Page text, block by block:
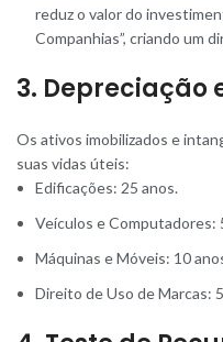
reduz o valor do
Companhias”, criando um
3. Depreciação
Os ativos imobilizados e
suas vidas úteis:
Edificações: 25 anos.
Veículos e Computadores:
Máquinas e Móveis: 10
Direito de Uso de Marcas: